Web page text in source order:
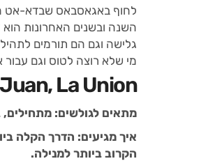
השנה ובשנים האחרונות
גלישה וגם הם תורמים
מי שלא רוצה לטוס וגם
La Union
מתאים לגולשים: מתחילים,
הקרוב ביותר למנילה.